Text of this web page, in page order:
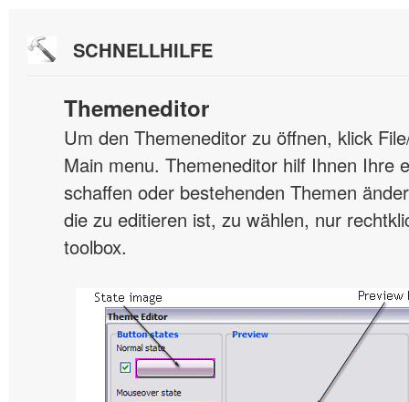
SCHNELLHILFE
Themeneditor
Um den Themeneditor zu öffnen, klick
Main menu. Themeneditor hilf Ihnen Ihre
schaffen oder bestehenden Themen
die zu editieren ist, zu wählen, nur
toolbox.